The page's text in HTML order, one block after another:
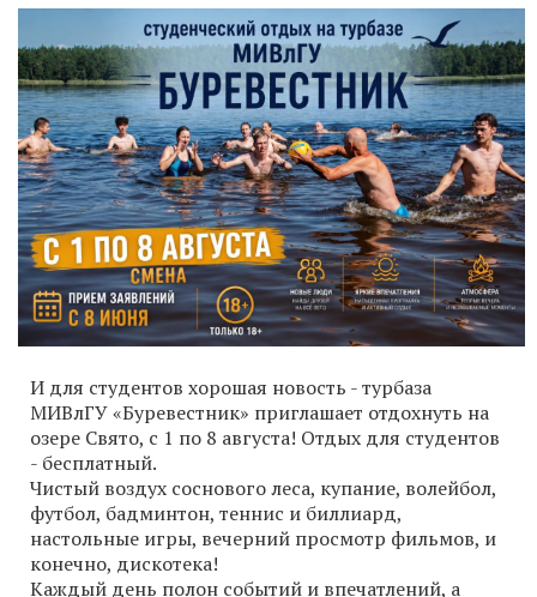
И для студентов хорошая новость - турбаза
МИВлГУ «Буревестник» приглашает отдохнуть на
озере Свято, с 1 по 8 августа! Отдых для студентов
- бесплатный.
Чистый воздух соснового леса, купание, волейбол,
футбол, бадминтон, теннис и биллиард,
настольные игры, вечерний просмотр фильмов, и
конечно, дискотека!
Каждый день полон событий и впечатлений, а